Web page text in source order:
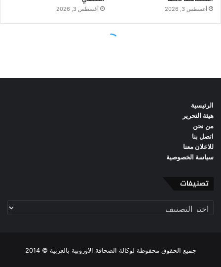
الرئيسية
هيئة التحرير
من نحن
اتصل بنا
للاعلان معنا
سياسة الخصوصية
تصنيفات
تصنيفات
جميع الحقوق محفوظة لوكالة الصحافة الاوروبية بالعربية © 2014